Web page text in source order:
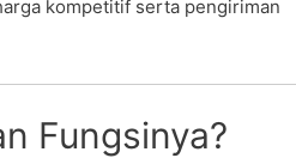
kompetitif serta pengiriman
Fungsinya?